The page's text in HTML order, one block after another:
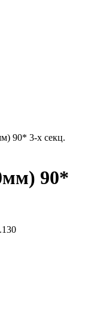
90* 3-х секц.
90*